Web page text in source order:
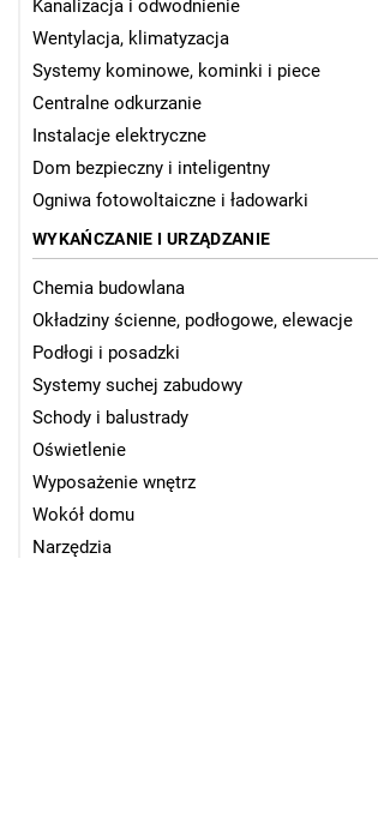
Kanalizacja i odwodnienie
Wentylacja, klimatyzacja
Systemy kominowe, kominki i piece
Centralne odkurzanie
Instalacje elektryczne
Dom bezpieczny i inteligentny
Ogniwa fotowoltaiczne i ładowarki
WYKAŃCZANIE I URZĄDZANIE
Chemia budowlana
Okładziny ścienne, podłogowe, elewacje
Podłogi i posadzki
Systemy suchej zabudowy
Schody i balustrady
Oświetlenie
Wyposażenie wnętrz
Wokół domu
Narzędzia